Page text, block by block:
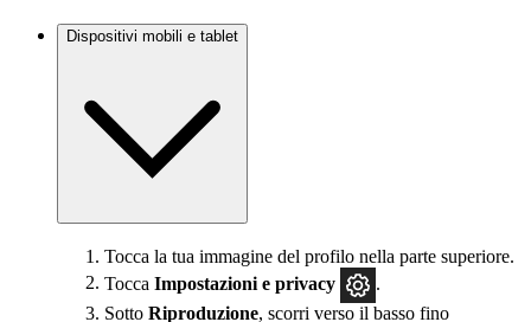
Dispositivi mobili e tablet
Tocca la tua immagine del profilo nella parte superiore.
Tocca Impostazioni e privacy
.
Sotto Riproduzione, scorri verso il basso fino